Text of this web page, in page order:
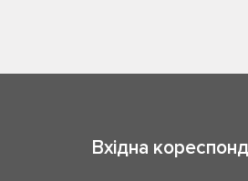
Вхідна